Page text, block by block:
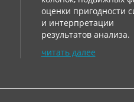
оценки пригодности
и интерпретации
результатов анализа.
читать далее